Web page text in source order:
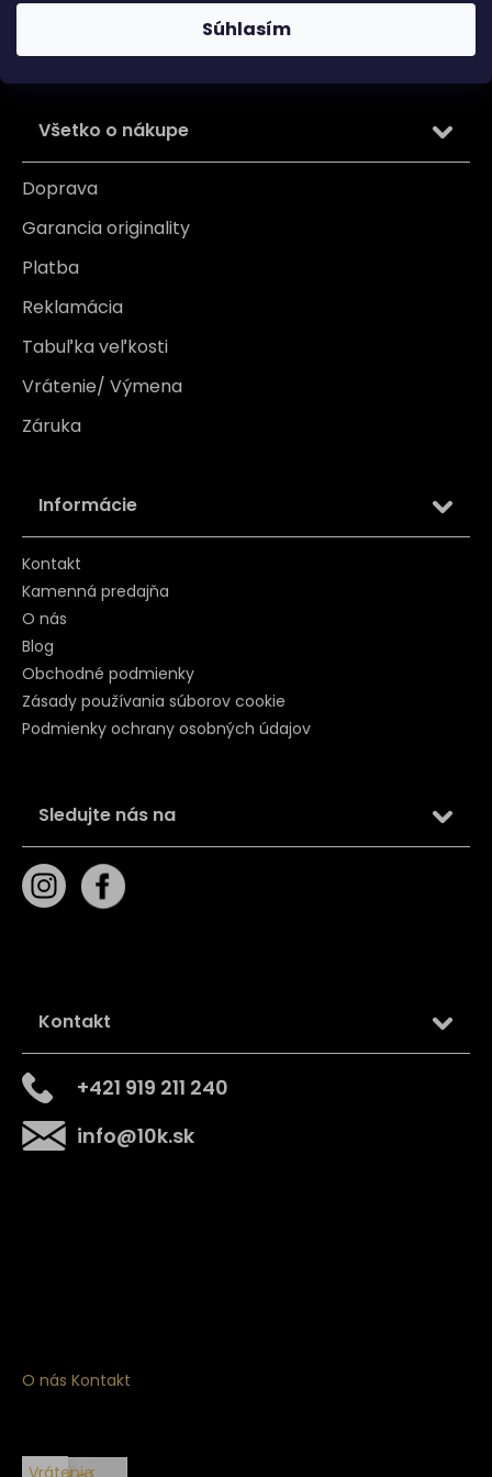
Súhlasím
Všetko o nákupe
Doprava
Garancia originality
Platba
Reklamácia
Tabuľka veľkosti
Vrátenie/ Výmena
Záruka
Informácie
Kontakt
Kamenná predajňa
O nás
Blog
Obchodné podmienky
Zásady používania súborov cookie
Podmienky ochrany osobných údajov
Sledujte nás na
Kontakt
info@10k.sk
+421 919 211 240
O nás Kontakt